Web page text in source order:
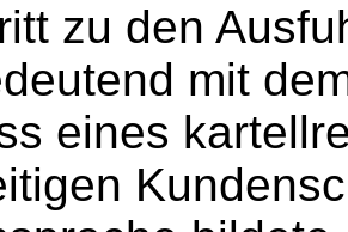
zu den
mit
eines